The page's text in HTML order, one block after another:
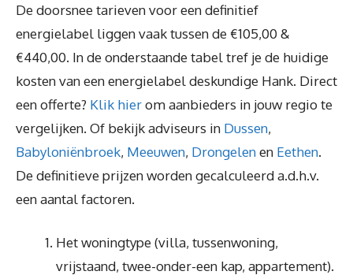
De doorsnee tarieven voor een definitief
energielabel liggen vaak tussen de €105,00 &
€440,00. In de onderstaande tabel tref je de huidige
kosten van een energielabel deskundige Hank. Direct
een offerte? Klik hierom aanbieders in jouw regio te
vergelijken. Of bekijk adviseurs in Dussen,
Babyloniënbroek, Meeuwen, Drongelenen Eethen.
De definitieve prijzen worden gecalculeerd a.d.h.v.
een aantal factoren.
Het woningtype (villa, tussenwoning,
vrijstaand, twee-onder-een kap, appartement).